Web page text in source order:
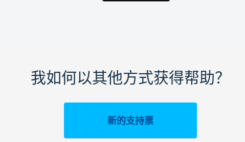
我如何以其他方式获得帮助？
新的支持票